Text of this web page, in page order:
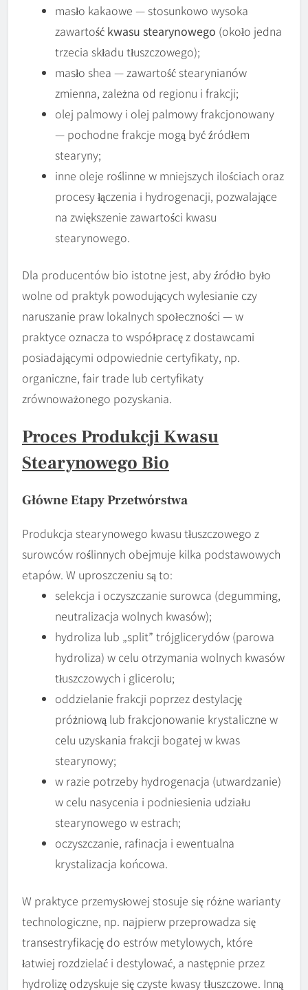
masło kakaowe — stosunkowo wysoka
zawartość kwasu stearynowego (około jedna
trzecia składu tłuszczowego);
masło shea — zawartość stearynianów
zmienna, zależna od regionu i frakcji;
olej palmowy i olej palmowy frakcjonowany
— pochodne frakcje mogą być źródłem
stearyny;
inne oleje roślinne w mniejszych ilościach oraz
procesy łączenia i hydrogenacji, pozwalające
na zwiększenie zawartości kwasu
stearynowego.
Dla producentów bio istotne jest, aby źródło było
wolne od praktyk powodujących wylesianie czy
naruszanie praw lokalnych społeczności — w
praktyce oznacza to współpracę z dostawcami
posiadającymi odpowiednie certyfikaty, np.
organiczne, fair trade lub certyfikaty
zrównoważonego pozyskania.
Proces Produkcji Kwasu
Stearynowego Bio
Główne Etapy Przetwórstwa
Produkcja stearynowego kwasu tłuszczowego z
surowców roślinnych obejmuje kilka podstawowych
etapów. W uproszczeniu są to:
selekcja i oczyszczanie surowca (degumming,
neutralizacja wolnych kwasów);
hydroliza lub „split” trójglicerydów (parowa
hydroliza) w celu otrzymania wolnych kwasów
tłuszczowych i glicerolu;
oddzielanie frakcji poprzez destylację
próżniową lub frakcjonowanie krystaliczne w
celu uzyskania frakcji bogatej w kwas
stearynowy;
w razie potrzeby hydrogenacja (utwardzanie)
w celu nasycenia i podniesienia udziału
stearynowego w estrach;
oczyszczanie, rafinacja i ewentualna
krystalizacja końcowa.
W praktyce przemysłowej stosuje się różne warianty
technologiczne, np. najpierw przeprowadza się
transestryfikację do estrów metylowych, które
łatwiej rozdzielać i destylować, a następnie przez
hydrolizę odzyskuje się czyste kwasy tłuszczowe. Inną